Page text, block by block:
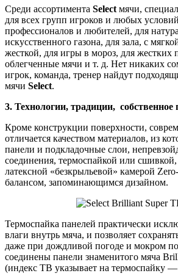
Среди ассортимента Select мячи,
для всех групп игроков и любых
профессионалов и любителей, для
искусственного газона, для зала, с
жесткой, для игры в мороз, для жестких
облегченные мячи и т. д. Нет никаких
игрок, команда, тренер найдут
мячи Select.
3. Технологии, традиции, собственное
Кроме конструкции поверхности,
отличается качеством материалов, из
панели и подкладочные слои,
соединения, термоспайкой или
латексной «безкрыльевой» камерой
балансом, запоминающимся дизайном.
Термоспайка панелей практически
влаги внутрь мяча, и позволяет
даже при дождливой погоде и мокром
соединены панели знаменитого мяча
(индекс TB указывает на термоспайку